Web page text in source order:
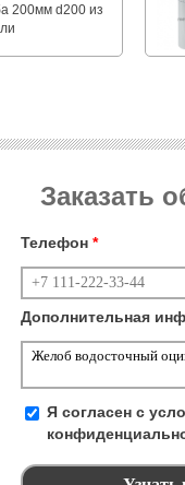
200мм d200 из
Заказать
Телефон *
Дополнительная
Я согласен с